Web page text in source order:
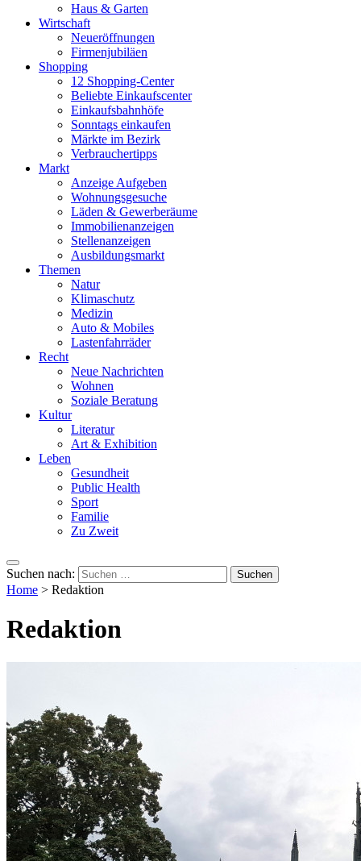
Haus & Garten
Wirtschaft
Neueröffnungen
Firmenjubiläen
Shopping
12 Shopping-Center
Beliebte Einkaufscenter
Einkaufsbahnhöfe
Sonntags einkaufen
Märkte im Bezirk
Verbrauchertipps
Markt
Anzeige Aufgeben
Wohnungsgesuche
Läden & Gewerberäume
Immobilienanzeigen
Stellenanzeigen
Ausbildungsmarkt
Themen
Natur
Klimaschutz
Medizin
Auto & Mobiles
Lastenfahrräder
Recht
Neue Nachrichten
Wohnen
Soziale Beratung
Kultur
Literatur
Art & Exhibition
Leben
Gesundheit
Public Health
Sport
Familie
Zu Zweit
Suchen nach:
Home > Redaktion
Redaktion